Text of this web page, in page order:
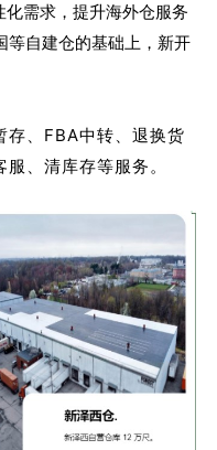
需求，提升海外仓服务
等自建仓的基础上，新开
存、FBA中转、退换货
、清库存等服务。